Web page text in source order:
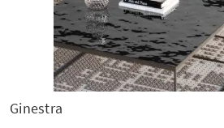
Ginestra